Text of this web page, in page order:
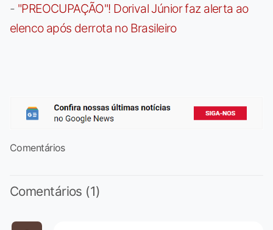
- "PREOCUPAÇÃO"! Dorival Júnior faz alerta ao
elenco após derrota no Brasileiro
Comentários
Comentários (1)